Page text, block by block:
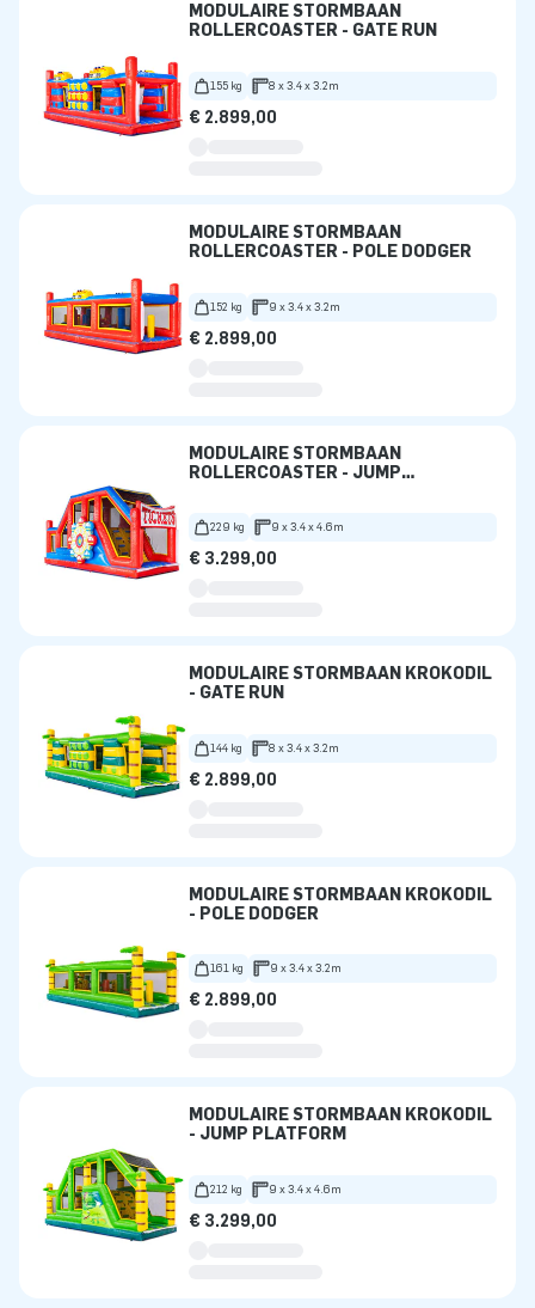
MODULAIRE STORMBAAN
ROLLERCOASTER - GATE RUN
155 kg 8 x 3.4 x 3.2m
€ 2.899,00
MODULAIRE STORMBAAN
ROLLERCOASTER - POLE DODGER
152 kg 9 x 3.4 x 3.2m
€ 2.899,00
MODULAIRE STORMBAAN
ROLLERCOASTER - JUMP
229 kg 9 x 3.4 x 4.6m
€ 3.299,00
MODULAIRE STORMBAAN KROKODIL
- GATE RUN
144 kg 8 x 3.4 x 3.2m
€ 2.899,00
MODULAIRE STORMBAAN KROKODIL
- POLE DODGER
161 kg 9 x 3.4 x 3.2m
€ 2.899,00
MODULAIRE STORMBAAN KROKODIL
- JUMP PLATFORM
212 kg 9 x 3.4 x 4.6m
€ 3.299,00